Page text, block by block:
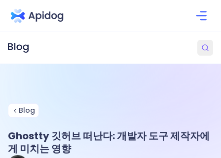
Blog
Ghostty 깃허브 떠난다: 개발자 도구 제작자에
게 미치는 영향